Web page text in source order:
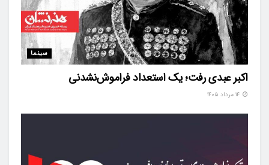
سینما
اکبر عبدی رفت؛ یک استعداد فراموش‌نشدنی